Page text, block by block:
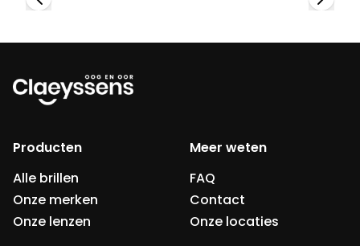
Producten
Alle brillen
Onze merken
Onze lenzen
Meer weten
FAQ
Contact
Onze locaties